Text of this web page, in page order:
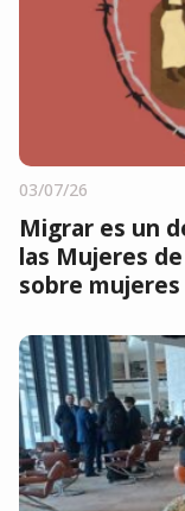
03/07/26
Migrar es un
las Mujeres
sobre